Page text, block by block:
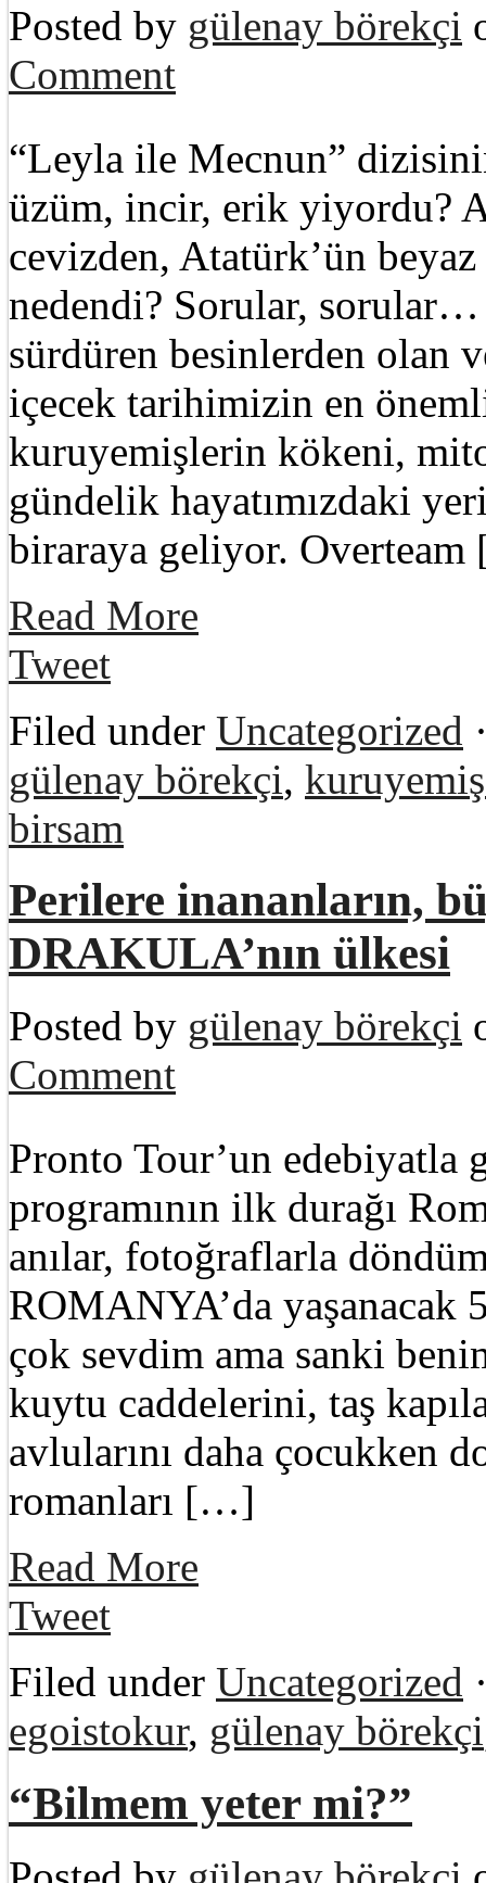
Posted by gülenay börekçi
Comment
“Leyla ile Mecnun”
üzüm, incir, erik yiyordu?
cevizden, Atatürk’ün
nedendi? Sorular, sorular…
sürdüren besinlerden olan
içecek tarihimizin en
kuruyemişlerin kökeni,
gündelik hayatımızdaki
biraraya geliyor.
Read More
Tweet
Filed under Uncategorized
gülenay börekçi,
birsam
Perilere inananların,
DRAKULA’nın ülkesi
Posted by gülenay börekçi
Comment
Pronto Tour’un
programının ilk durağı
anılar, fotoğraflarla
ROMANYA’da yaşanacak
çok sevdim ama sanki
kuytu caddelerini, taş
avlularını daha çocukken
romanları […]
Read More
Tweet
Filed under Uncategorized
egoistokur, gülenay börekçi
“Bilmem yeter mi?”